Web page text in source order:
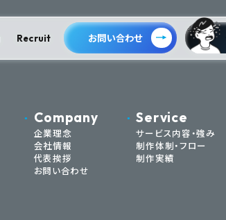
Recruit お問い合わせ
Company
企業理念
会社情報
代表挨拶
お問い合わせ
Service
サービス内容・強み
制作体制・フロー
制作実績